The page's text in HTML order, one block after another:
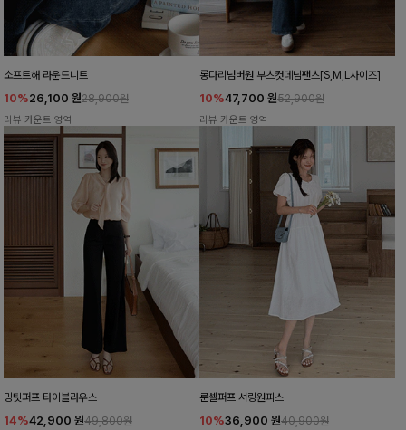
소프트해 라운드니트
10%26,100 원28,900원
리뷰 카운트 영역
롱다리넘버원 부츠컷데님팬츠[S,M,L사이즈]
10%47,700 원52,900원
리뷰 카운트 영역
밍팃퍼프 타이블라우스
14%42,900 원49,800원
룬셀퍼프 셔링원피스
10%36,900 원40,900원